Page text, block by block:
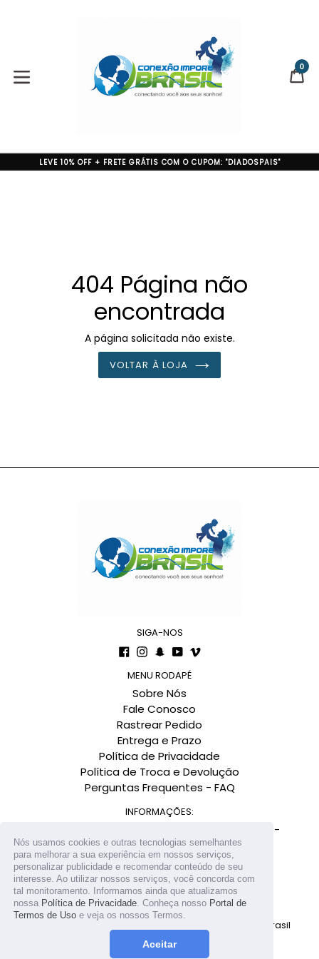
Nós usamos cookies e outras tecnologias semelhantes
para melhorar a sua experiência em nossos serviços,
personalizar publicidade e recomendar conteúdo de seu
interesse. Ao utilizar nossos serviços, você concorda com
tal monitoramento. Informamos ainda que atualizamos
nossa Política de Privacidade . Conheça nosso Portal de
Termos de Uso e veja os nossos Termos.
Aceitar
expandir/colapsar
0
LEVE 10% OFF + FRETE GRÁTIS COM O CUPOM: "DIADOSPAIS"
404 Página não
encontrada
A página solicitada não existe.
VOLTAR À LOJA
SIGA-NOS
Facebook
Instagram
Snapchat
YouTube
Vimeo
MENU RODAPÉ
Sobre Nós
Fale Conosco
Rastrear Pedido
Entrega e Prazo
Política de Privacidade
Política de Troca e Devolução
Perguntas Frequentes - FAQ
INFORMAÇÕES:
Av. Governador Gustavo Richard, 900 - Centro -
Florianópolis-SC CEP: 88010-290
Conexão Negócios Digitais LTDA.
Todos direitos reservados Conexão Import Brasil